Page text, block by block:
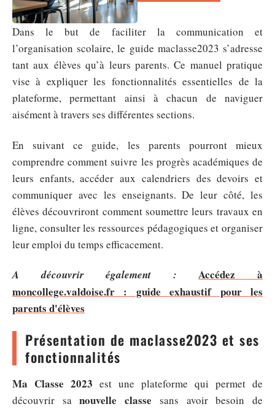
Dans le but de faciliter la communication et
l’organisation scolaire, le guide maclasse2023 s’adresse
tant aux élèves qu’à leurs parents. Ce manuel pratique
vise à expliquer les fonctionnalités essentielles de la
plateforme, permettant ainsi à chacun de naviguer
aisément à travers ses différentes sections.
En suivant ce guide, les parents pourront mieux
comprendre comment suivre les progrès académiques de
leurs enfants, accéder aux calendriers des devoirs et
communiquer avec les enseignants. De leur côté, les
élèves découvriront comment soumettre leurs travaux en
ligne, consulter les ressources pédagogiques et organiser
leur emploi du temps efficacement.
A découvrir également :
Accédez à
moncollege.valdoise.fr : guide exhaustif pour les
parents d'élèves
Présentation de maclasse2023 et ses
fonctionnalités
Ma Classe 2023 est une plateforme qui permet de
découvrir sanouvelle classe sans avoir besoin de